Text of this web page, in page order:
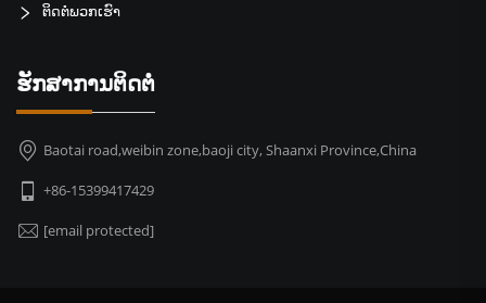
ຕິດຕໍ່ພວກເຮົາ
ຮັກສາການຕິດຕໍ່
Baotai road,weibin zone,baoji city, Shaanxi Province,China
+86-15399417429
[email protected]